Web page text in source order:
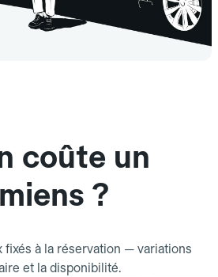
coûte un
?
fixés à la réservation — variations
et la disponibilité.